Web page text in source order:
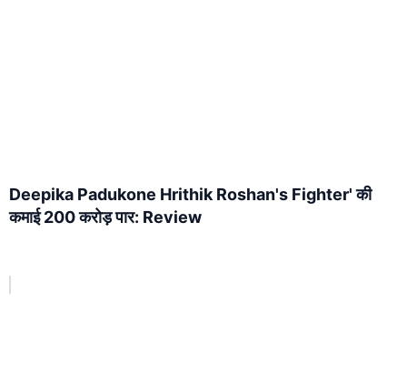
Deepika Padukone Hrithik Roshan's Fighter' की
कमाई 200 करोड़ पार: Review